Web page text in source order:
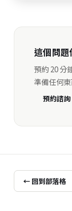
這個問題
預約 20
準備任何東
預約諮
← 回到部落格